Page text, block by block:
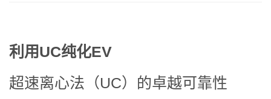
利用UC纯化EV
超速离心法（UC）的卓越可靠性